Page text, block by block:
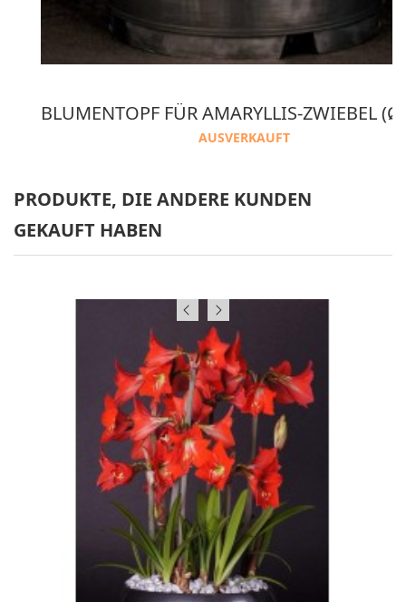
AUSVERKAUFT
PRODUKTE, DIE ANDERE KUNDEN
GEKAUFT HABEN